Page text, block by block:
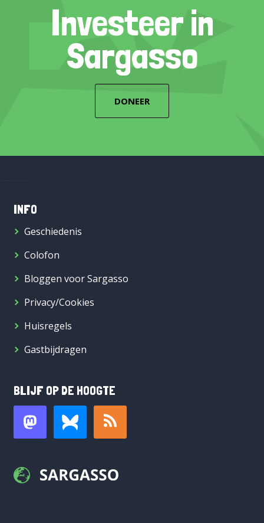
Investeer in
Sargasso
DONEER
INFO
Geschiedenis
Colofon
Bloggen voor Sargasso
Privacy/Cookies
Huisregels
Gastbijdragen
BLIJF OP DE HOOGTE